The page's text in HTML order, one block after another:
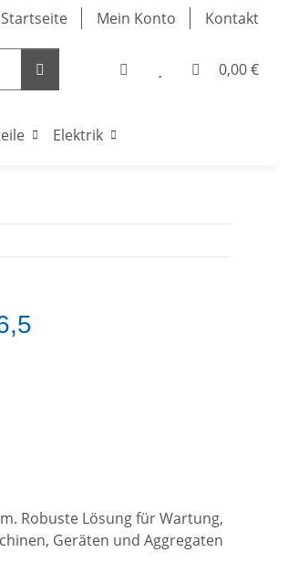
Startseite Mein Konto Kontakt
0,00 €
Elektrik
Robuste Lösung für Wartung,
Geräten und Aggregaten